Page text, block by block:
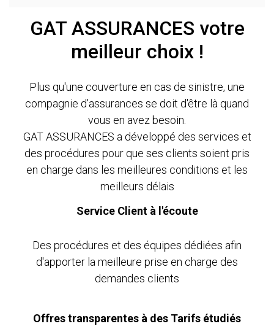
GAT ASSURANCES votre
meilleur choix !
Plus qu'une couverture en cas de sinistre, une
compagnie d'assurances se doit d'être là quand
vous en avez besoin.
GAT ASSURANCES a développé des services et
des procédures pour que ses clients soient pris
en charge dans les meilleures conditions et les
meilleurs délais
Service Client à l'écoute
Des procédures et des équipes dédiées afin
d'apporter la meilleure prise en charge des
demandes clients
Offres transparentes à des Tarifs étudiés